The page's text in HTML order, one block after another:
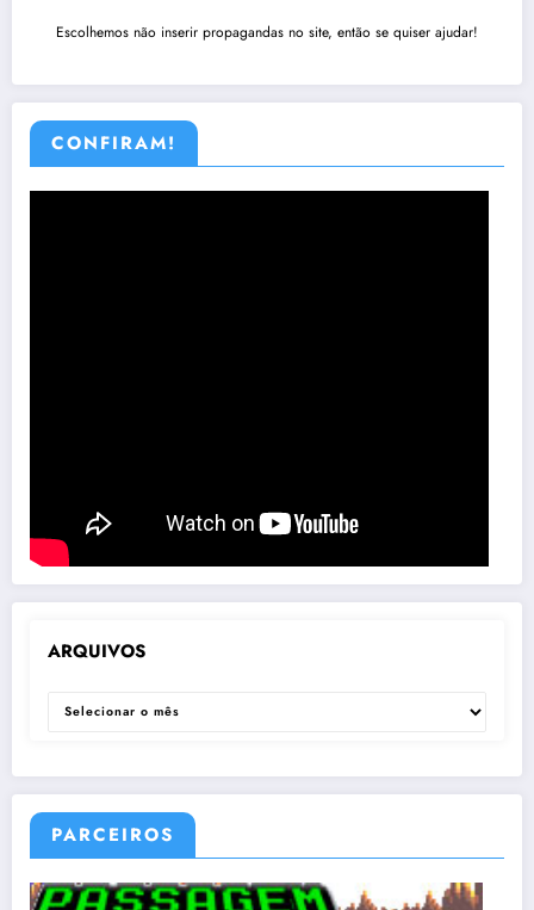
Escolhemos não inserir propagandas no site, então se quiser ajudar!
CONFIRAM!
ARQUIVOS
ARQUIVOS
PARCEIROS